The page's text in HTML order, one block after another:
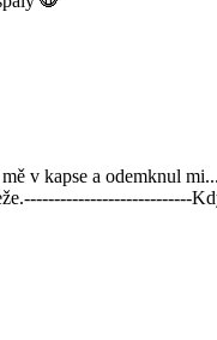
v kapse a odemknul